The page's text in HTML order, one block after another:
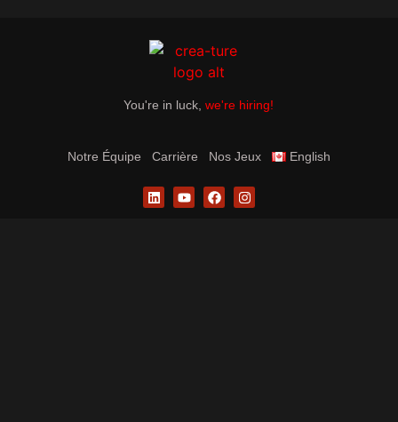
You're in luck, we're hiring!
Notre Équipe Carrière Nos Jeux English